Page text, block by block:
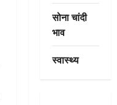
सोना चांदी
भाव
स्वास्थ्य